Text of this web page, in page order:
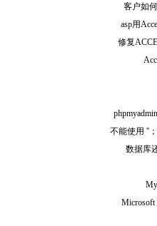
客户如
asp用
修复
不能使用 ''
数据库
Microsoft